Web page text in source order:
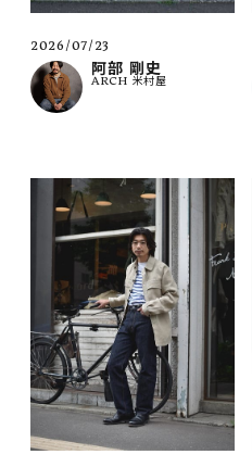
2026/07/23
阿部 剛史
ARCH 米村屋